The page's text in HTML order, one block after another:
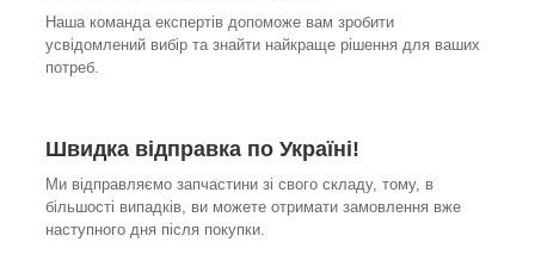
Наша команда експертів допоможе вам зробити
усвідомлений вибір та знайти найкраще рішення для ваших
потреб.
Швидка відправка по Україні!
Ми відправляємо запчастини зі свого складу, тому, в
більшості випадків, ви можете отримати замовлення вже
наступного дня після покупки.